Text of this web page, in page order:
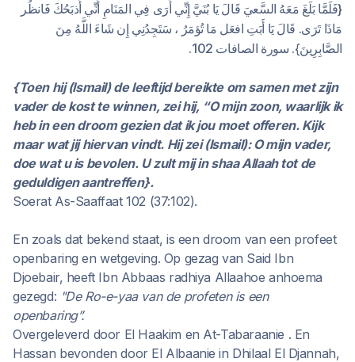
{فَلَمَّا بَلَغَ مَعَهُ السَّعيَ قَالَ يَا بُنَيَّ إِنِّي أَرَى فِي المَنَامِ أَنِّي أَذبَحُكَ فَانظُر
مَاذَا تَرَى. قَالَ يَا أَبَتِ افعَل مَا تُؤمَرُ ، سَتَجِدُنِي إِن شَاءَ اللَّهُ مِنَ
الصَّابِرِينَ}. سورة الصافات 102.
{Toen hij (Ismail) de leeftijd bereikte om samen met zijn
vader de kost te winnen, zei hij, “O mijn zoon, waarlijk ik
heb in een droom gezien dat ik jou moet offeren. Kijk
maar wat jij hiervan vindt. Hij zei (Ismail): O mijn vader,
doe wat u is bevolen. U zult mij in shaa Allaah tot de
geduldigen aantreffen}.
Soerat As-Saaffaat 102 (37:102).
En zoals dat bekend staat, is een droom van een profeet
openbaring en wetgeving. Op gezag van Said Ibn
Djoebair, heeft Ibn Abbaas radhiya Allaahoe anhoema
gezegd: "De Ro-e-yaa van de profeten is een
openbaring”.
Overgeleverd door El Haakim en At-Tabaraanie . En
Hassan bevonden door El Albaanie in Dhilaal El Djannah,